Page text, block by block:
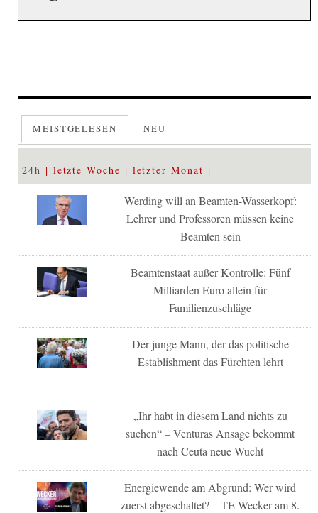
MEISTGELESEN NEU
24h letzte Woche letzter Monat
Werding will an Beamten-Wasserkopf:
Lehrer und Professoren müssen keine
Beamten sein
Beamtenstaat außer Kontrolle: Fünf
Milliarden Euro allein für
Familienzuschläge
Der junge Mann, der das politische
Establishment das Fürchten lehrt
„Ihr habt in diesem Land nichts zu
suchen“ – Venturas Ansage bekommt
nach Ceuta neue Wucht
Energiewende am Abgrund: Wer wird
zuerst abgeschaltet? – TE-Wecker am 8.